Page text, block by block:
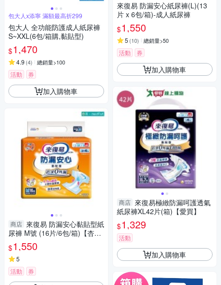
包大人x添寧 滿額最高折299
包大人 全功能防護成人紙尿褲
S~XXL(6包/箱購,黏貼型)
$1,470
4.9 (4) 總銷量>100
活動 券
加入購物車
商店 來復易 防漏安心黏貼型紙
尿褲 M號 (16片/6包/箱)【杏
一】
$1,550
5
活動
券
來復易 防漏安心紙尿褲(L)(13
片 x 6包/箱)-成人紙尿褲
$1,550
5 (10) 總銷量>50
活動 券
加入購物車
商店 來復易極緻防漏呵護透氣
紙尿褲XL42片(箱)【愛買】
$1,329
活動
加入購物車